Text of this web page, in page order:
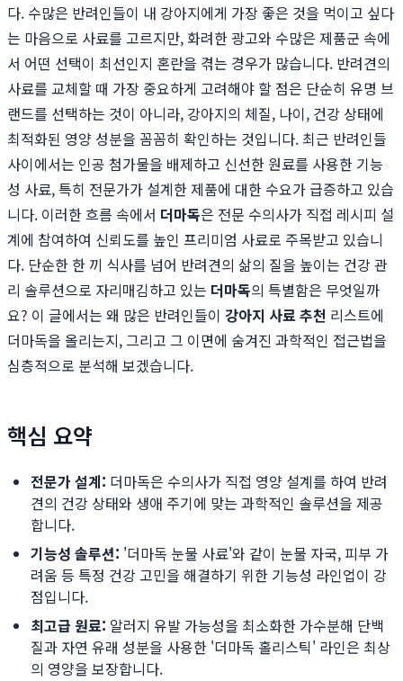
다. 수많은 반려인들이 내 강아지에게 가장 좋은 것을 먹이고 싶다
는 마음으로 사료를 고르지만, 화려한 광고와 수많은 제품군 속에
서 어떤 선택이 최선인지 혼란을 겪는 경우가 많습니다. 반려견의
사료를 교체할 때 가장 중요하게 고려해야 할 점은 단순히 유명 브
랜드를 선택하는 것이 아니라, 강아지의 체질, 나이, 건강 상태에
최적화된 영양 성분을 꼼꼼히 확인하는 것입니다. 최근 반려인들
사이에서는 인공 첨가물을 배제하고 신선한 원료를 사용한 기능
성 사료, 특히 전문가가 설계한 제품에 대한 수요가 급증하고 있습
니다. 이러한 흐름 속에서 더마독은 전문 수의사가 직접 레시피 설
계에 참여하여 신뢰도를 높인 프리미엄 사료로 주목받고 있습니
다. 단순한 한 끼 식사를 넘어 반려견의 삶의 질을 높이는 건강 관
리 솔루션으로 자리매김하고 있는 더마독의 특별함은 무엇일까
요? 이 글에서는 왜 많은 반려인들이 강아지 사료 추천 리스트에
더마독을 올리는지, 그리고 그 이면에 숨겨진 과학적인 접근법을
심층적으로 분석해 보겠습니다.
핵심 요약
전문가 설계: 더마독은 수의사가 직접 영양 설계를 하여 반려
견의 건강 상태와 생애 주기에 맞는 과학적인 솔루션을 제공
합니다.
기능성 솔루션: '더마독 눈물 사료'와 같이 눈물 자국, 피부 가
려움 등 특정 건강 고민을 해결하기 위한 기능성 라인업이 강
점입니다.
최고급 원료: 알러지 유발 가능성을 최소화한 가수분해 단백
질과 자연 유래 성분을 사용한 '더마독 홀리스틱' 라인은 최상
의 영양을 보장합니다.